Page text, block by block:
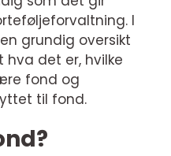
I
grundig oversikt
hva det er, hvilke
fond og
til fond.